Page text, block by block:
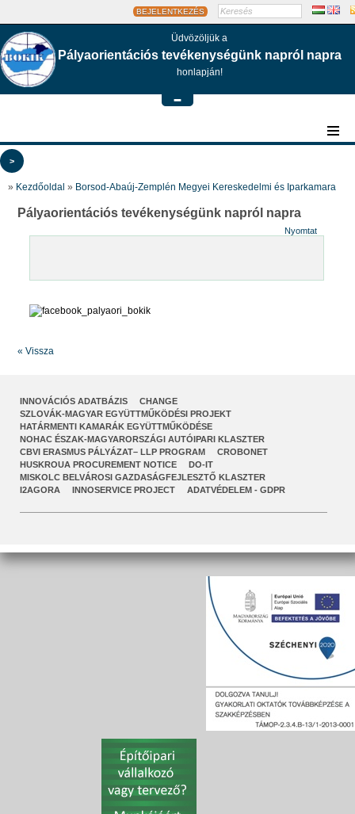
BEJELENTKEZÉS
Üdvözöljük a
Pályaorientációs tevékenységünk napról napra
honlapján!
-
>
» Kezdőoldal » Borsod-Abaúj-Zemplén Megyei Kereskedelmi és Iparkamara
Pályaorientációs tevékenységünk napról napra
Nyomtat
« Vissza
INNOVÁCIÓS ADATBÁZIS
CHANGE
SZLOVÁK-MAGYAR EGYÜTTMŰKÖDÉSI PROJEKT
HATÁRMENTI KAMARÁK EGYÜTTMŰKÖDÉSE
NOHAC ÉSZAK-MAGYARORSZÁGI AUTÓIPARI KLASZTER
CBVI ERASMUS PÁLYÁZAT– LLP PROGRAM
CROBONET
HUSKROUA PROCUREMENT NOTICE
DO-IT
MISKOLC BELVÁROSI GAZDASÁGFEJLESZTŐ KLASZTER
I2AGORA
INNOSERVICE PROJECT ADATVÉDELEM - GDPR